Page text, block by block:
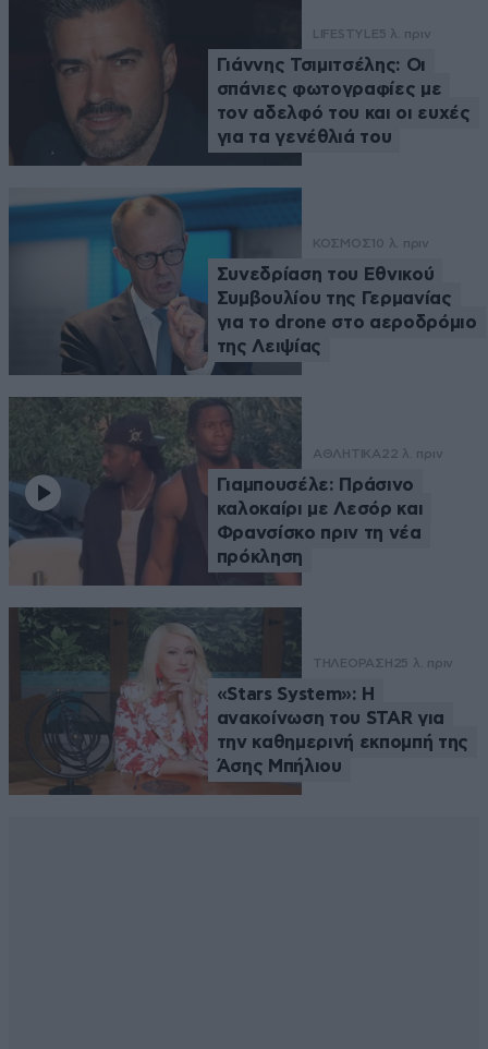
LIFESTYLE5 λ. πριν
Γιάννης Τσιμιτσέλης: Οι
σπάνιες φωτογραφίες με
τον αδελφό του και οι ευχές
για τα γενέθλιά του
ΚΟΣΜΟΣ 10 λ. πριν
Συνεδρίαση του Εθνικού
Συμβουλίου της Γερμανίας
για το drone στο αεροδρόμιο
της Λειψίας
ΑΘΛΗΤΙΚΑ22 λ. πριν
Γιαμπουσέλε: Πράσινο
καλοκαίρι με Λεσόρ και
Φρανσίσκο πριν τη νέα
πρόκληση
ΤΗΛΕΟΡΑΣΗ25 λ. πριν
«Stars System»: Η
ανακοίνωση του STAR για
την καθημερινή εκπομπή της
Άσης Μπήλιου